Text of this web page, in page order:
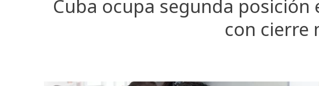
Cuba ocupa segunda
con cierre